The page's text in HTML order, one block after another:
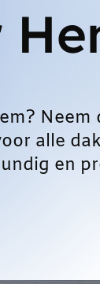
alle
en